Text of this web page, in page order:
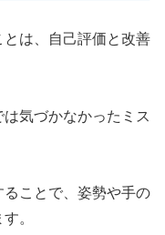
は、自己評価と改善
気づかなかったミス
ことで、姿勢や手の
。